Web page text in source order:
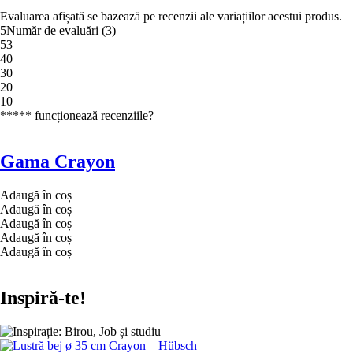
Evaluarea afișată se bazează pe recenzii ale variațiilor acestui produs.
5Număr de evaluări (3)
53
40
30
20
10
***** funcționează recenziile?
Gama Crayon
Adaugă în coș
Adaugă în coș
Adaugă în coș
Adaugă în coș
Adaugă în coș
Inspiră-te!